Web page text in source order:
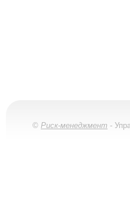
© Риск-менеджмент -